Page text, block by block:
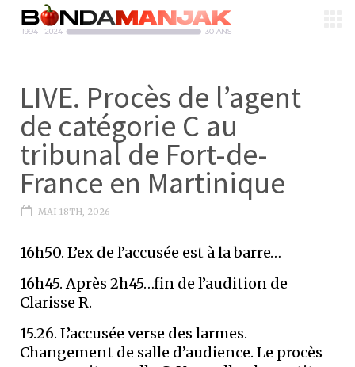
LIVE. Procès de l’agent
de catégorie C au
tribunal de Fort-de-
France en Martinique
MAI 18TH, 2026
16h50. L’ex de l’accusée est à la barre…
16h45. Après 2h45…fin de l’audition de
Clarisse R.
15.26. L’accusée verse des larmes.
Changement de salle d’audience. Le procès